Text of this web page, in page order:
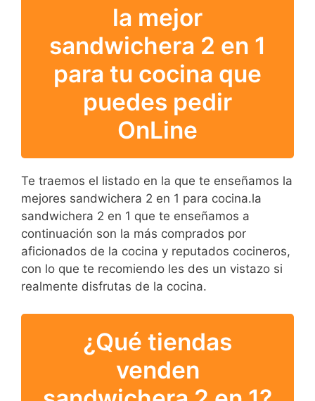
la mejor
sandwichera 2 en 1
para tu cocina que
puedes pedir
OnLine
Te traemos el listado en la que te enseñamos la
mejores sandwichera 2 en 1 para cocina.la
sandwichera 2 en 1 que te enseñamos a
continuación son la más comprados por
aficionados de la cocina y reputados cocineros,
con lo que te recomiendo les des un vistazo si
realmente disfrutas de la cocina.
¿Qué tiendas
venden